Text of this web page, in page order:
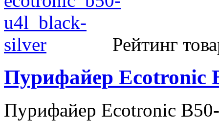
Рейтинг
Пурифайер Ecotronic
Пурифайер Ecotronic